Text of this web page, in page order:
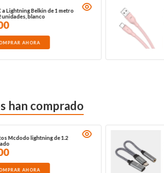
a Lightning Belkin de 1 metro
unidades, blanco
AHORA
han comprado
Mcdodo lightning de 1.2
AHORA